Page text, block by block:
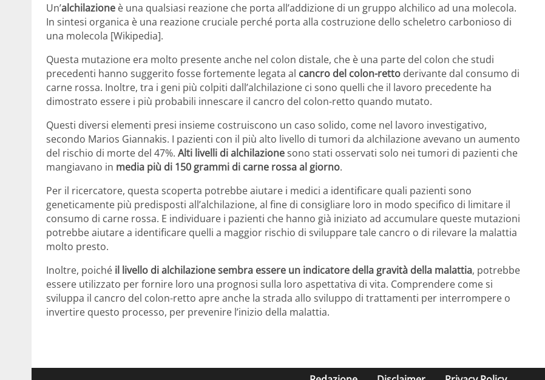
Un’alchilazione è una qualsiasi reazione che porta all’addizione di un gruppo alchilico ad una molecola.
In sintesi organica è una reazione cruciale perché porta alla costruzione dello scheletro carbonioso di
una molecola [Wikipedia].
Questa mutazione era molto presente anche nel colon distale, che è una parte del colon che studi
precedenti hanno suggerito fosse fortemente legata al cancro del colon-retto derivante dal consumo di
carne rossa. Inoltre, tra i geni più colpiti dall’alchilazione ci sono quelli che il lavoro precedente ha
dimostrato essere i più probabili innescare il cancro del colon-retto quando mutato.
Questi diversi elementi presi insieme costruiscono un caso solido, come nel lavoro investigativo,
secondo Marios Giannakis. I pazienti con il più alto livello di tumori da alchilazione avevano un aumento
del rischio di morte del 47%. Alti livelli di alchilazionesono stati osservati solo nei tumori di pazienti che
mangiavano in media più di 150 grammi di carne rossa al giorno.
Per il ricercatore, questa scoperta potrebbe aiutare i medici a identificare quali pazienti sono
geneticamente più predisposti all’alchilazione, al fine di consigliare loro in modo specifico di limitare il
consumo di carne rossa. E individuare i pazienti che hanno già iniziato ad accumulare queste mutazioni
potrebbe aiutare a identificare quelli a maggior rischio di sviluppare tale cancro o di rilevare la malattia
molto presto.
Inoltre, poiché il livello di alchilazione sembra essere un indicatore della gravità della malattia, potrebbe
essere utilizzato per fornire loro una prognosi sulla loro aspettativa di vita. Comprendere come si
sviluppa il cancro del colon-retto apre anche la strada allo sviluppo di trattamenti per interrompere o
invertire questo processo, per prevenire l’inizio della malattia.